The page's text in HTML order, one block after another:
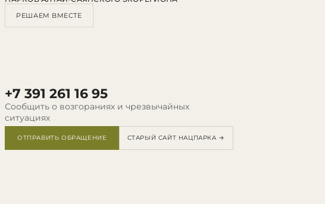
+7 391 261 16 95
Сообщить о возгораниях и чрезвычайных
ситуациях
ОТПРАВИТЬ ОБРАЩЕНИЕ СТАРЫЙ САЙТ НАЦПАРКА →
РЕШАЕМ ВМЕСТЕ